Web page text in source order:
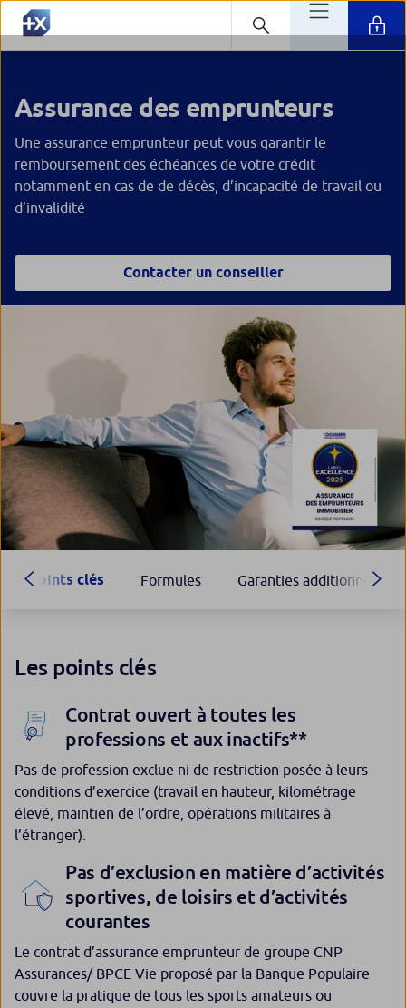
Assurance des emprunteurs
Une assurance emprunteur peut vous garantir le
remboursement des échéances de votre crédit
notamment en cas de de décès, d’incapacité de travail ou
d’invalidité
Contacter un conseiller
Points clés Formules Garanties additionnelles
Les points clés
Contrat ouvert à toutes les
professions et aux inactifs**
Pas de profession exclue ni de restriction posée à leurs
conditions d’exercice (travail en hauteur, kilométrage
élevé, maintien de l’ordre, opérations militaires à
l’étranger).
Pas d’exclusion en matière d’activités
sportives, de loisirs et d’activités
courantes
Le contrat d’assurance emprunteur de groupe CNP
Assurances/ BPCE Vie proposé par la Banque Populaire
couvre la pratique de tous les sports amateurs ou